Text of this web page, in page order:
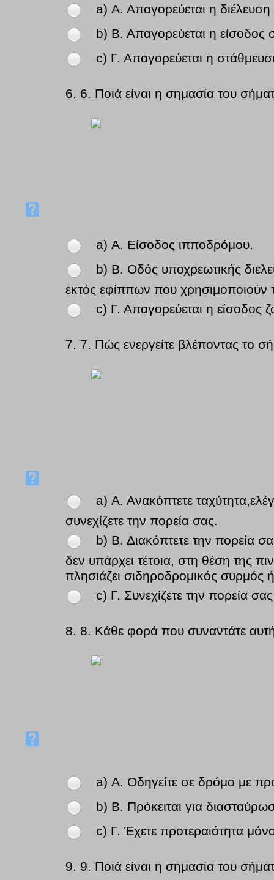
a) Α. Απαγορεύεται η
b) Β. Απαγορεύεται η είσοδος
c) Γ. Απαγορεύεται η
6. 6. Ποιά είναι η σημασία του
a) Α. Είσοδος ιπποδρόμου.
b) Β. Οδός υποχρεωτικής
εκτός εφίππων που χρησιμοποιούν
c) Γ. Απαγορεύεται η είσοδος
7. 7. Πώς ενεργείτε βλέποντας το
a) Α. Ανακόπτετε
συνεχίζετε την πορεία σας.
b) Β. Διακόπτετε την πορεία
δεν υπάρχει τέτοια, στη θέση της
πλησιάζει σιδηροδρομικός συρμός
c) Γ. Συνεχίζετε την πορεία
8. 8. Κάθε φορά που συναντάτε
a) Α. Οδηγείτε σε δρόμο με
b) Β. Πρόκειται για
c) Γ. Έχετε προτεραιότητα
9. 9. Ποιά είναι η σημασία του